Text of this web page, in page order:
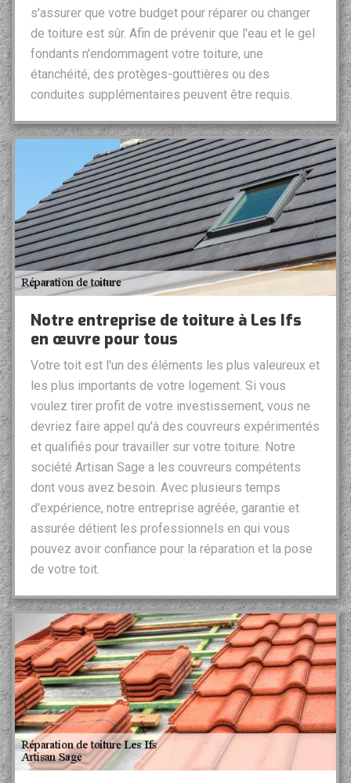
s'assurer que votre budget pour réparer ou changer
de toiture est sûr. Afin de prévenir que l'eau et le gel
fondants n'endommagent votre toiture, une
étanchéité, des protèges-gouttières ou des
conduites supplémentaires peuvent être requis.
Notre entreprise de toiture à Les Ifs
en œuvre pour tous
Votre toit est l'un des éléments les plus valeureux et
les plus importants de votre logement. Si vous
voulez tirer profit de votre investissement, vous ne
devriez faire appel qu'à des couvreurs expérimentés
et qualifiés pour travailler sur votre toiture. Notre
société Artisan Sage a les couvreurs compétents
dont vous avez besoin. Avec plusieurs temps
d'expérience, notre entreprise agréée, garantie et
assurée détient les professionnels en qui vous
pouvez avoir confiance pour la réparation et la pose
de votre toit.